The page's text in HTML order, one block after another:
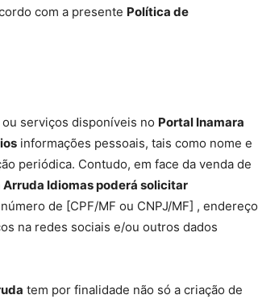
com a presente Política de
serviços disponíveis no Portal Inamara
informações pessoais, tais como nome e
periódica. Contudo, em face da venda de
Arruda Idiomas poderá solicitar
de [CPF/MF ou CNPJ/MF] , endereço
na redes sociais e/ou outros dados
tem por finalidade não só a criação de